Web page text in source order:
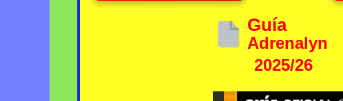
Guía
Adrenalyn
2025/26